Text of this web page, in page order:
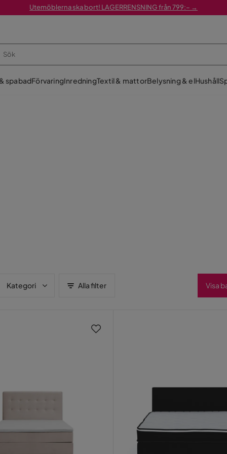
Utemöblerna ska bort! LAGERRENSNING från 799:– →
spabadFörvaringInredningTextil & mattorBelysning & elHushåll
Kategori Alla filter Visa